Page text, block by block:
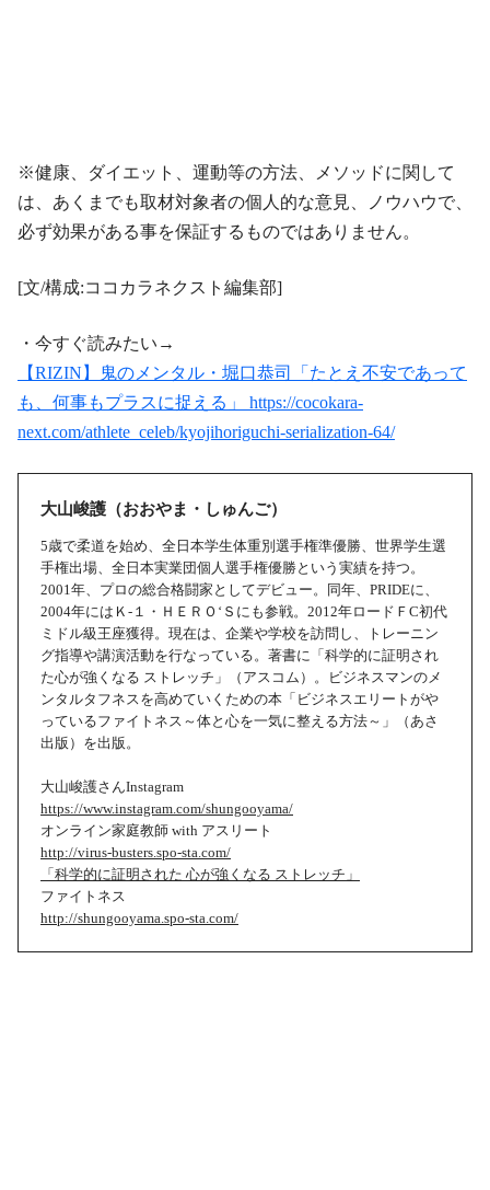
※健康、ダイエット、運動等の方法、メソッドに関して
は、あくまでも取材対象者の個人的な意見、ノウハウで、
必ず効果がある事を保証するものではありません。
[文/構成:ココカラネクスト編集部]
・今すぐ読みたい→
【RIZIN】鬼のメンタル・堀口恭司「たとえ不安であって
も、何事もプラスに捉える」 https://cocokara-
next.com/athlete_celeb/kyojihoriguchi-serialization-64/
大山峻護（おおやま・しゅんご）
5歳で柔道を始め、全日本学生体重別選手権準優勝、世界学生選
手権出場、全日本実業団個人選手権優勝という実績を持つ。
2001年、プロの総合格闘家としてデビュー。同年、PRIDEに、
2004年にはＫ-１・ＨＥＲＯ‘Ｓにも参戦。2012年ロードＦC初代
ミドル級王座獲得。現在は、企業や学校を訪問し、トレーニン
グ指導や講演活動を行なっている。著書に「科学的に証明され
た心が強くなる ストレッチ」（アスコム）。ビジネスマンのメ
ンタルタフネスを高めていくための本「ビジネスエリートがや
っているファイトネス～体と心を一気に整える方法～」（あさ
出版）を出版。
大山峻護さんInstagram
https://www.instagram.com/shungooyama/
オンライン家庭教師 with アスリート
http://virus-busters.spo-sta.com/
「科学的に証明された 心が強くなる ストレッチ」
ファイトネス
http://shungooyama.spo-sta.com/